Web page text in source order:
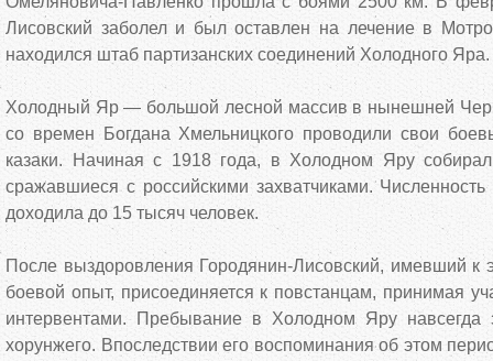
Лисовский заболел и был оставлен на лечение в
находился штаб партизанских соединений Холодного Яра.
Холодный Яр — большой лесной массив в нынешней
со времен Богдана Хмельницкого проводили свои
казаки. Начиная с 1918 года, в Холодном Яру
сражавшиеся с российскими захватчиками. Численность
доходила до 15 тысяч человек.
После выздоровления Городянин-Лисовский, имевший к
боевой опыт, присоединяется к повстанцам, принимая
интервентами. Пребывание в Холодном Яру навсегда
хорунжего. Впоследствии его воспоминания об этом